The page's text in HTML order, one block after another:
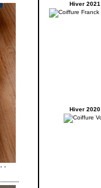
Hiver 2021
Hiver 2020